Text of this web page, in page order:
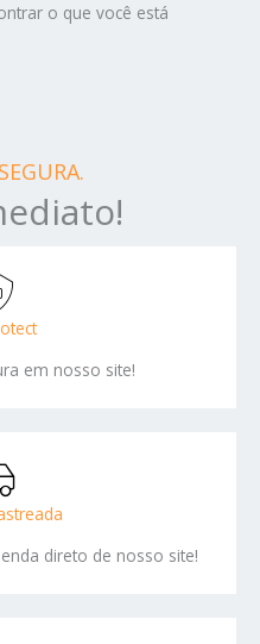
o que você está
em nosso site!
direto de nosso site!